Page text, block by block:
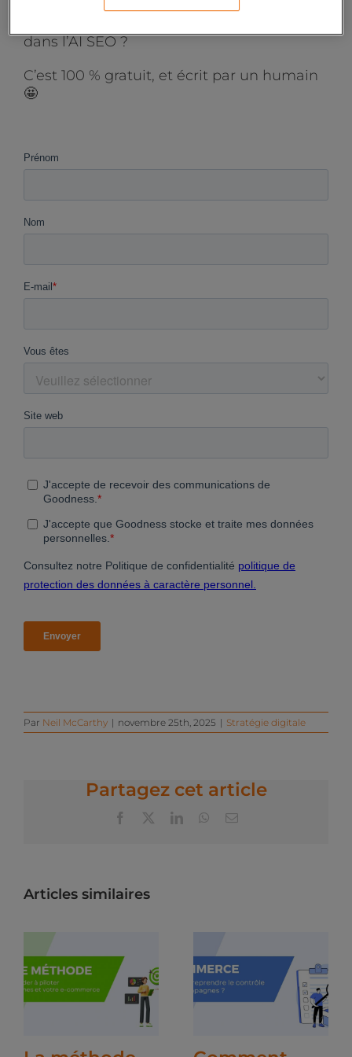
👉 Et la publicité payante dans tout ça ?
dans l’AI SEO ?
C’est 100 % gratuit, et écrit par un humain
🤩
Par Neil McCarthy | novembre 25th, 2025 | Stratégie digitale
Partagez cet article
Facebook LinkedInWhatsApp
Email
Articles similaires